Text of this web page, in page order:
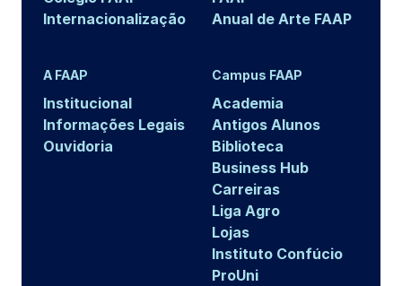
Internacionalização
Anual de Arte FAAP
A FAAP
Institucional
Informações Legais
Ouvidoria
Campus FAAP
Academia
Antigos Alunos
Biblioteca
Business Hub
Carreiras
Liga Agro
Lojas
Instituto Confúcio
ProUni